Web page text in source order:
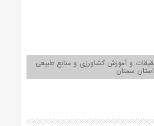
و آموزش کشاورزی و منابع طبیعی
استان سمنان